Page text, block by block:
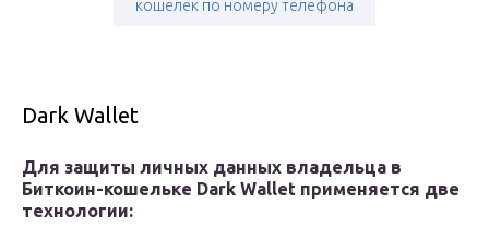
кошелек по номеру телефона
Dark Wallet
Для защиты личных данных владельца в
Биткоин-кошельке Dark Wallet применяется две
технологии: